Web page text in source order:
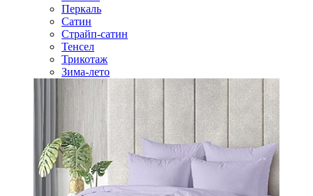
Перкаль
Сатин
Страйп-сатин
Тенсел
Трикотаж
Зима-лето